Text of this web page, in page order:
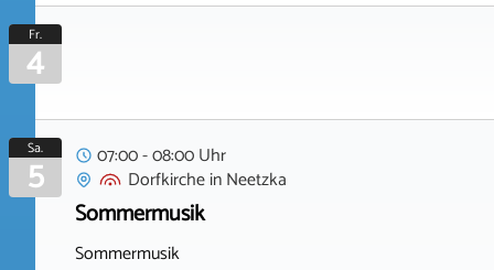
Fr.
4
Sa.
5
07:00 - 08:00 Uhr
DorfkircheinNeetzka
Sommermusik
Sommermusik